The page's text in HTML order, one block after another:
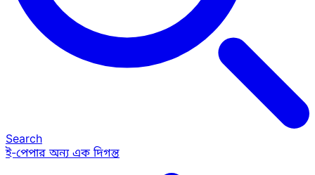
Search
ই-পেপার অন্য এক দিগন্ত